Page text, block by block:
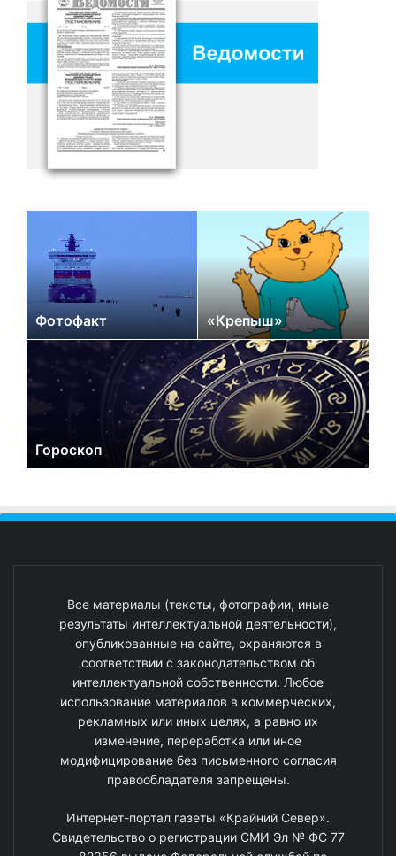
Фотофакт «Крепыш»
Гороскоп
Все материалы (тексты, фотографии, иные
результаты интеллектуальной деятельности),
опубликованные на сайте, охраняются в
соответствии с законодательством об
интеллектуальной собственности. Любое
использование материалов в коммерческих,
рекламных или иных целях, а равно их
изменение, переработка или иное
модифицирование без письменного согласия
правообладателя запрещены.
Интернет-портал газеты «Крайний Север».
Свидетельство о регистрации СМИ Эл № ФС 77